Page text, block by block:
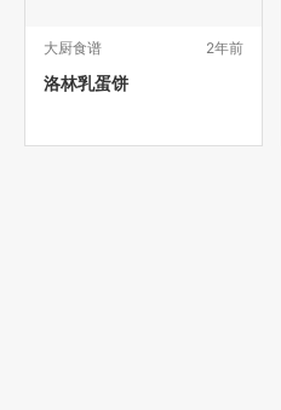
大厨食谱 2年前
洛林乳蛋饼